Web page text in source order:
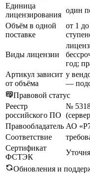
Единица
лицензирования
один
Объём в одной
поставке
от 1
Виды лицензии
год;
Артикул зависит
от объёма
у
—
Правовой статус
Реестр
российского ПО
№
Правообладатель АО
Соответствие
Сертификат
ФСТЭК
Обновления и